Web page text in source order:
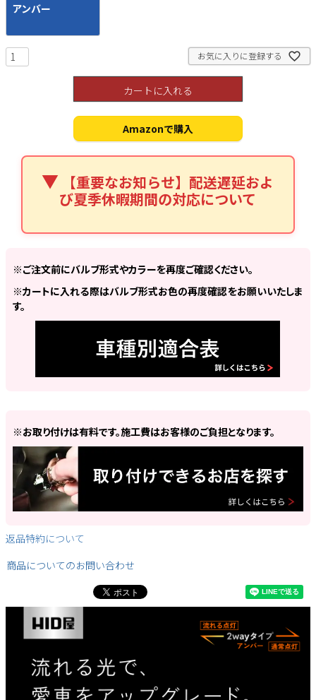
アンバー
お気に入りに登録する
カートに入れる
Amazonで購入
【重要なお知らせ】配送遅延およ
び夏季休暇期間の対応について
※ご注文前にバルブ形式やカラーを再度ご確認ください。
※カートに入れる際はバルブ形式お色の再度確認をお願いいたしま
す。
※お取り付けは有料です。施工費はお客様のご負担となります。
返品特約について
商品についてのお問い合わせ